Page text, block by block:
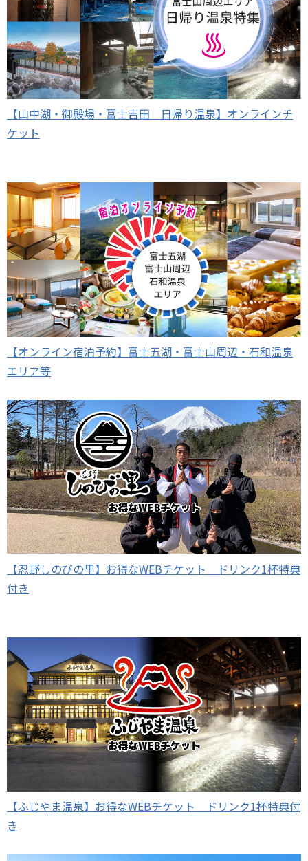
【山中湖・御殿場・富士吉田 日帰り温泉】オンラインチ
ケット
【オンライン宿泊予約】富士五湖・富士山周辺・石和温泉
エリア等
【忍野しのびの里】お得なWEBチケット ドリンク1杯特典
付き
【ふじやま温泉】お得なWEBチケット ドリンク1杯特典付
き